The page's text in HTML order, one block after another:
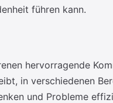
führen kann.
hervorragende
in verschiedenen
und Probleme